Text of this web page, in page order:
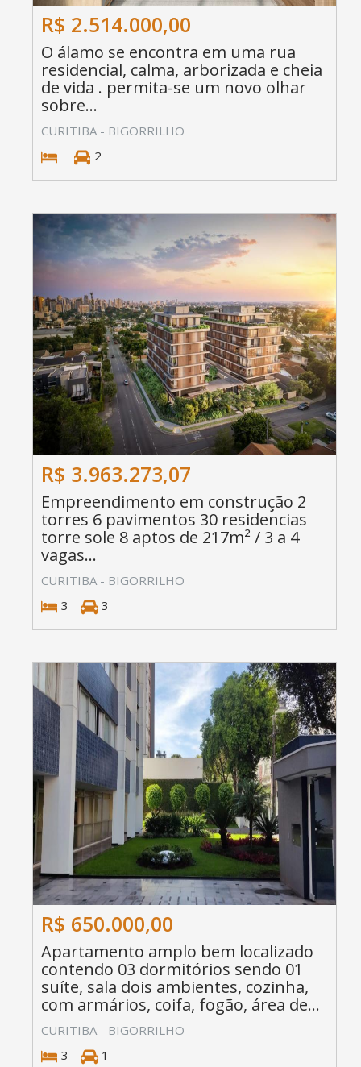
R$ 2.514.000,00
O álamo se encontra em uma rua
residencial, calma, arborizada e cheia
de vida . permita-se um novo olhar
sobre...
CURITIBA - BIGORRILHO
2
R$ 3.963.273,07
Empreendimento em construção 2
torres 6 pavimentos 30 residencias
torre sole 8 aptos de 217m² / 3 a 4
vagas...
CURITIBA - BIGORRILHO
3
3
R$ 650.000,00
Apartamento amplo bem localizado
contendo 03 dormitórios sendo 01
suíte, sala dois ambientes, cozinha,
com armários, coifa, fogão, área de...
CURITIBA - BIGORRILHO
3
1